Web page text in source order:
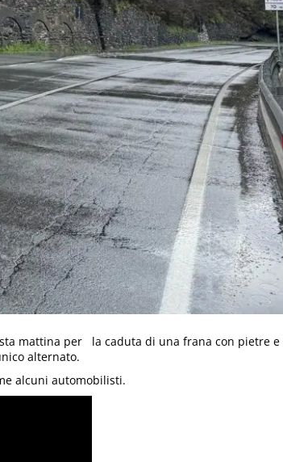
mattina per la caduta di una frana con pietre e
alternato.
alcuni automobilisti.